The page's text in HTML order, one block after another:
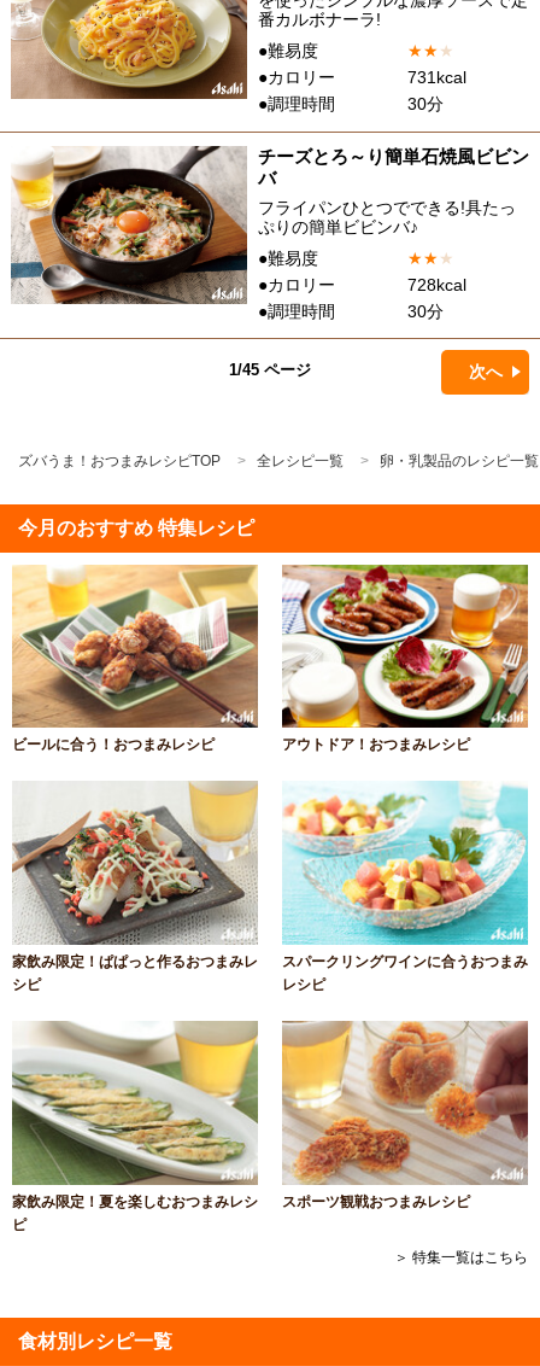
番カルボナーラ!
●難易度
★★★
●カロリー
731kcal
●調理時間
30分
チーズとろ～り簡単石焼風ビビン
バ
フライパンひとつでできる!具たっ
ぷりの簡単ビビンバ♪
●難易度
★★★
●カロリー
728kcal
●調理時間
30分
1/45 ページ 次へ
ズバうま！おつまみレシピTOP 全レシピ一覧 卵・乳製品のレシピ一覧
今月のおすすめ 特集レシピ
ビールに合う！おつまみレシピ アウトドア！おつまみレシピ
家飲み限定！ぱぱっと作るおつまみレ
シピ
スパークリングワインに合うおつまみ
レシピ
家飲み限定！夏を楽しむおつまみレシ
ピ
スポーツ観戦おつまみレシピ
＞ 特集一覧はこちら
食材別レシピ一覧